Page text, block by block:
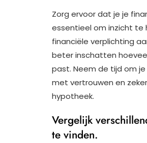
Zorg ervoor dat je je
essentieel om inzicht te
financiële verplichting
beter inschatten
past. Neem de tijd om
met vertrouwen en
hypotheek.
Vergelijk
te vinden.